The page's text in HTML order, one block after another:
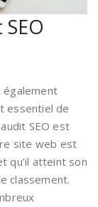
également
essentiel de
SEO est
site web est
qu’il atteint son
classement.